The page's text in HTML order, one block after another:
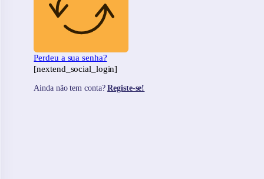
Perdeu a sua senha?
[nextend_social_login]
Ainda não tem conta?Registe-se!